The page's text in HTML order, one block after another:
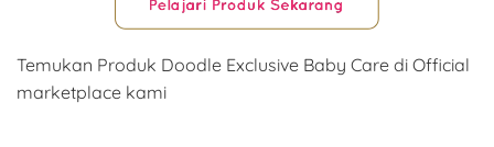
Temukan Produk Doodle Exclusive Baby Care di Official
marketplace kami